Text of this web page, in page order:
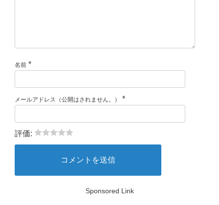
名前 *
メールアドレス（公開はされません。） *
評価:
Sponsored Link